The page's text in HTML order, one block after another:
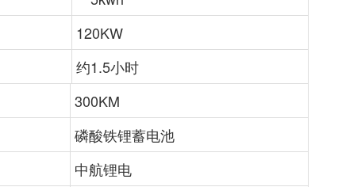
120KW
约1.5小时
300KM
磷酸铁锂蓄电池
中航锂电